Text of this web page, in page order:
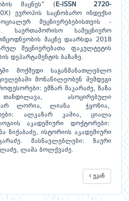
მაცნეს“ ( E-ISSN 2720-
ევროპის საცნობარო ინდექსი
მეცნიერებებისთვის -
საერთაშორისო სამეცნიერო
მაცნე დაარსდა 2018
მეცნ­იე­რებათა ფაკულტეტის
დეპარტამენტის ბაზაზე.
მოქმედი საგანმანათლებლო
მონაწილეობენ შემდეგი
ემზარ მაკარაძე, ზაზა
ასოცირებული
ლორია, ლიანა ჭყონია,
ალკაზარ კაშია, ციალა
აკადემიური დოქტორები:
ნიქაბაძე, ისტორიის აკადემიური
მასწავლებლები: ზაური
ლაშა ბოლქვაძე.
უკან